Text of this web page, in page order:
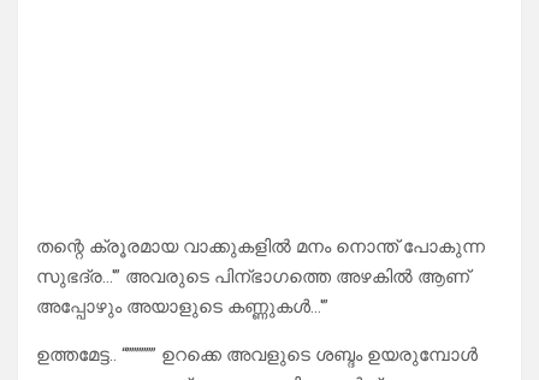
തന്റെ ക്രൂരമായ വാക്കുകളിൽ മനം നൊന്ത് പോകുന്ന
സുഭദ്ര…'” അവരുടെ പിന്ഭാഗത്തെ അഴകിൽ ആണ്
അപ്പോഴും അയാളുടെ കണ്ണുകൾ…'”
ഉത്തമേട്ട.. “”””””” ഉറക്കെ അവളുടെ ശബ്ദം ഉയരുമ്പോൾ